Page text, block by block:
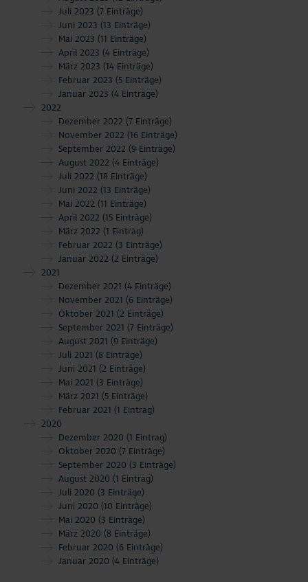
Juli 2023 (7 Einträge)
Juni 2023 (13 Einträge)
Mai 2023 (11 Einträge)
April 2023 (4 Einträge)
März 2023 (14 Einträge)
Februar 2023 (5 Einträge)
Januar 2023 (4 Einträge)
2022
Dezember 2022 (7 Einträge)
November 2022 (16 Einträge)
September 2022 (9 Einträge)
August 2022 (4 Einträge)
Juli 2022 (18 Einträge)
Juni 2022 (13 Einträge)
Mai 2022 (11 Einträge)
April 2022 (15 Einträge)
März 2022 (1 Eintrag)
Februar 2022 (3 Einträge)
Januar 2022 (2 Einträge)
2021
Dezember 2021 (4 Einträge)
November 2021 (6 Einträge)
Oktober 2021 (2 Einträge)
September 2021 (7 Einträge)
August 2021 (9 Einträge)
Juli 2021 (8 Einträge)
Juni 2021 (2 Einträge)
Mai 2021 (3 Einträge)
März 2021 (5 Einträge)
Februar 2021 (1 Eintrag)
2020
Dezember 2020 (1 Eintrag)
Oktober 2020 (7 Einträge)
September 2020 (3 Einträge)
August 2020 (1 Eintrag)
Juli 2020 (3 Einträge)
Juni 2020 (10 Einträge)
Mai 2020 (3 Einträge)
März 2020 (8 Einträge)
Februar 2020 (6 Einträge)
Januar 2020 (4 Einträge)